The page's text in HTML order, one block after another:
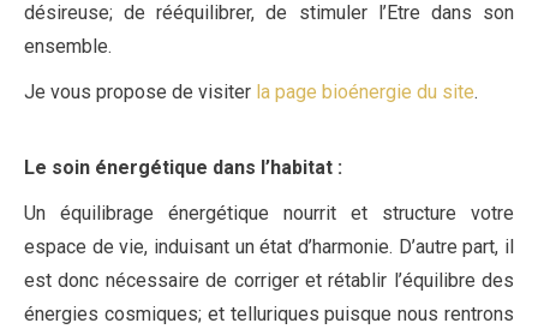
désireuse; de rééquilibrer, de stimuler l’Etre dans son
ensemble.
Je vous propose de visiter la page bioénergie du site.
Le soin énergétique dans l’habitat :
Un équilibrage énergétique nourrit et structure votre
espace de vie, induisant un état d’harmonie. D’autre part, il
est donc nécessaire de corriger et rétablir l’équilibre des
énergies cosmiques; et telluriques puisque nous rentrons